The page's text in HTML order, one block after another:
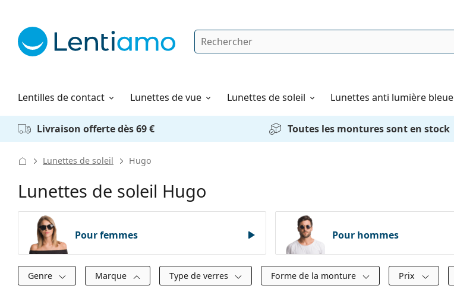
Rechercher
Lentilles de contact
Solutions Lunettes de vue Lunettes de soleil Lunettes anti lumière bleue
Comment commander
Livraison offerte dès 69 € Toutes les montures sont en stock
Lunettes de soleil Hugo
Lunettes de soleil Hugo
Pour femmes Pour hommes
Filtres
Genre Marque Type de verres Forme de la monture Prix